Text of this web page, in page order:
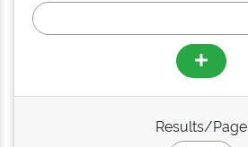
Results/Page